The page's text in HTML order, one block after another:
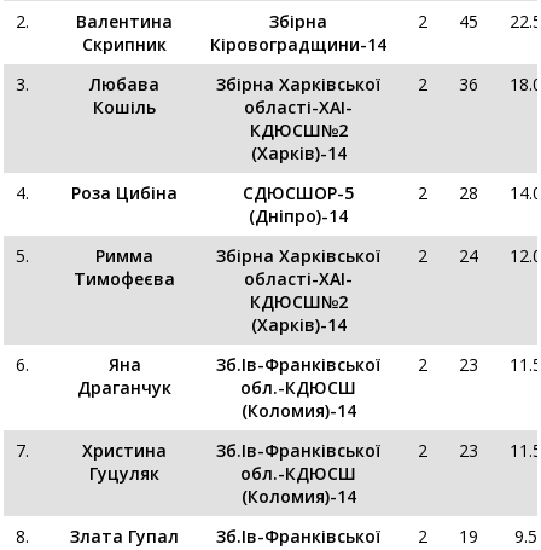
2.
Валентина
Скрипник
Збірна
Кіровоградщини-14
2 45
3.
Любава
Кошіль
Збірна Харківської
області-ХАІ-
КДЮСШ№2
(Харків)-14
2 36
4. Роза Цибіна
СДЮСШОР-5
(Дніпро)-14
2 28
5.
Римма
Тимофеєва
Збірна Харківської
області-ХАІ-
КДЮСШ№2
(Харків)-14
2 24
6.
Яна
Драганчук
Зб.Ів-Франківської
обл.-КДЮСШ
(Коломия)-14
2 23
7.
Христина
Гуцуляк
Зб.Ів-Франківської
обл.-КДЮСШ
(Коломия)-14
2 23
8. Злата Гупал
Зб.Ів-Франківської
2 19